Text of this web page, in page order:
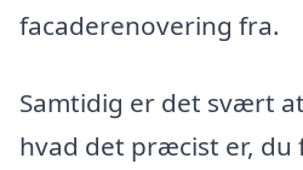
facaderenovering fra.
Samtidig er det svært
hvad det præcist er, du